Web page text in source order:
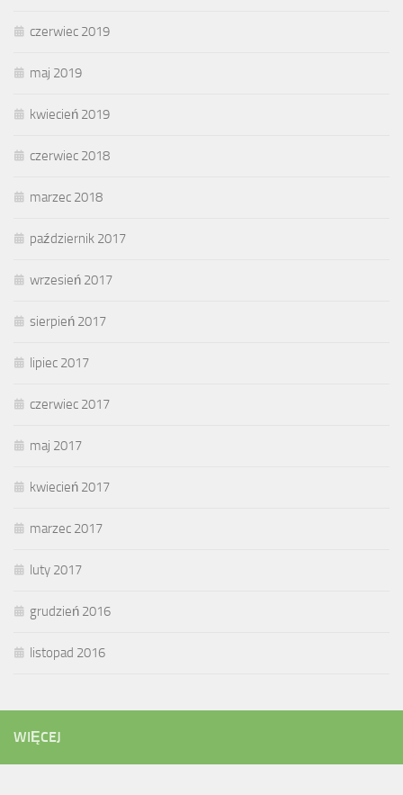
czerwiec 2019
maj 2019
kwiecień 2019
czerwiec 2018
marzec 2018
październik 2017
wrzesień 2017
sierpień 2017
lipiec 2017
czerwiec 2017
maj 2017
kwiecień 2017
marzec 2017
luty 2017
grudzień 2016
listopad 2016
WIĘCEJ